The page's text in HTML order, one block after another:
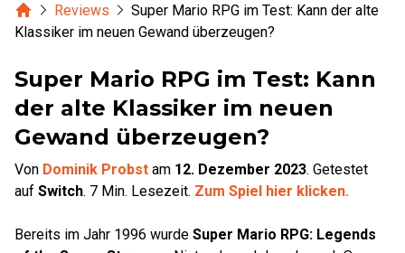
HomeReviews
Super Mario RPG im Test: Kann der alte
Klassiker im neuen Gewand überzeugen?
Super Mario RPG im Test: Kann
der alte Klassiker im neuen
Gewand überzeugen?
Von Dominik Probst am 12. Dezember 2023. Getestet
auf Switch. 7 Min. Lesezeit. Zum Spiel hier klicken.
Bereits im Jahr 1996 wurde Super Mario RPG: Legends